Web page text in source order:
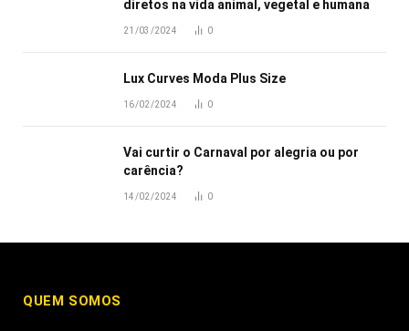
diretos na vida animal, vegetal e humana
21/03/2024 0
Lux Curves Moda Plus Size
16/02/2024 0
Vai curtir o Carnaval por alegria ou por
carência?
14/02/2024 0
QUEM SOMOS